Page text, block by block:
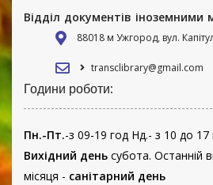
Відділ документів іноземними
88018 м Ужгород, вул.
transclibrary@gmail.com
Години роботи:
Пн.-Пт.-з 09-19 год Нд.- з 10 до 17
Вихідний день субота. Останній
місяця - санітарний день